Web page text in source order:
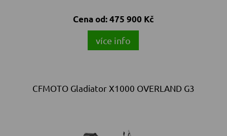
Cena od:475 900 Kč
více info
CFMOTO Gladiator X1000 OVERLAND G3